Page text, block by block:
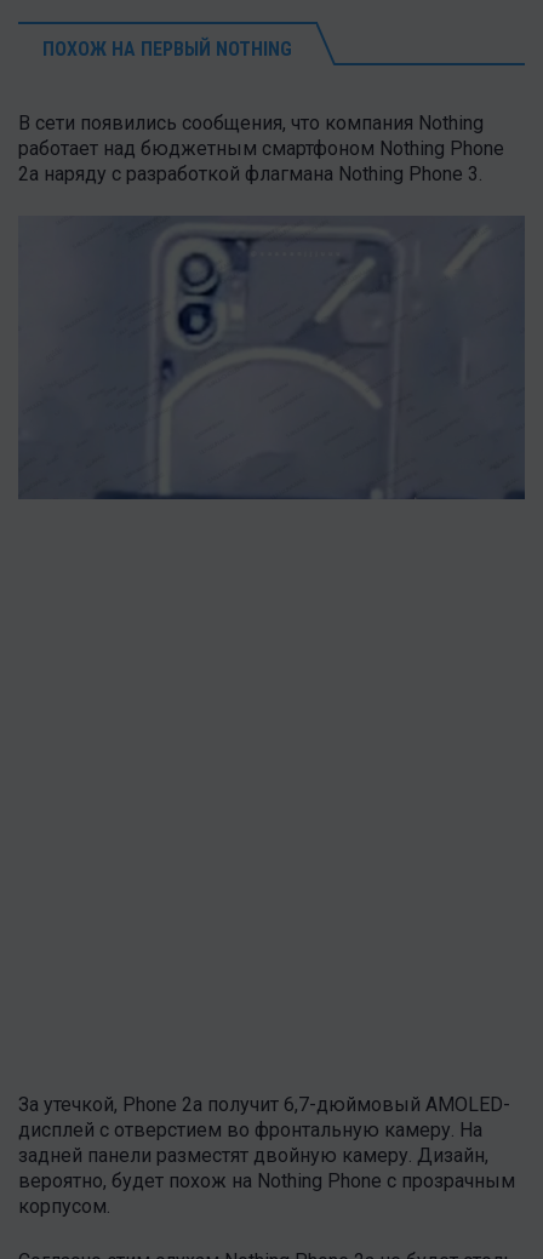
ПОХОЖ НА ПЕРВЫЙ NOTHING
В сети появились сообщения, что компания Nothing
работает над бюджетным смартфоном Nothing Phone
2a наряду с разработкой флагмана Nothing Phone 3.
За утечкой, Phone 2a получит 6,7-дюймовый AMOLED-
дисплей с отверстием во фронтальную камеру. На
задней панели разместят двойную камеру. Дизайн,
вероятно, будет похож на Nothing Phone с прозрачным
корпусом.